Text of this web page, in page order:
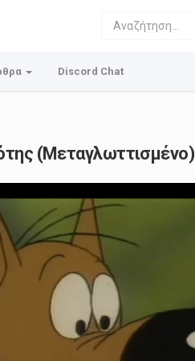
Discord Chat
(Μεταγλωττισμένο)